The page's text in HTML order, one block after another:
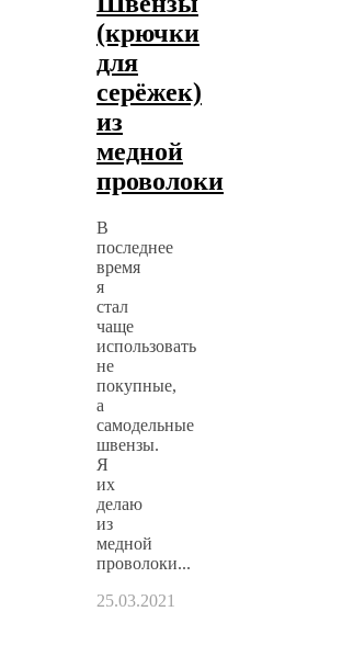
(крючки
для
серёжек)
из
медной
проволоки
В
последнее
время
я
стал
чаще
использовать
не
покупные,
а
самодельные
швензы.
Я
их
делаю
из
медной
проволоки...
25.03.2021